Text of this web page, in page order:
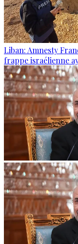
Liban: Amnesty
frappe israélienne